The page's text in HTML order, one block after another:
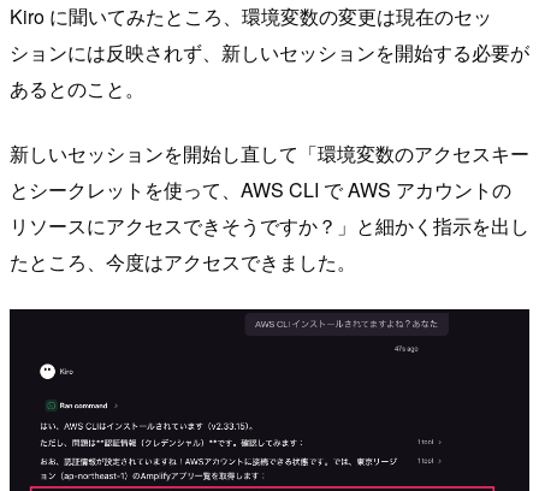
Kiro に聞いてみたところ、環境変数の変更は現在のセッ
ションには反映されず、新しいセッションを開始する必要が
あるとのこと。
新しいセッションを開始し直して「環境変数のアクセスキー
とシークレットを使って、AWS CLI で AWS アカウントの
リソースにアクセスできそうですか？」と細かく指示を出し
たところ、今度はアクセスできました。